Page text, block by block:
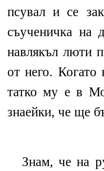
псувал и се
съученичка на
навлякъл люти
от него.
татко му е в
знаейки, че ще
Знам, че на